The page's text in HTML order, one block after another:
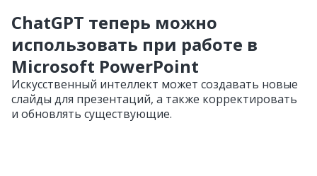
ChatGPT теперь можно
использовать при работе в
Microsoft PowerPoint
Искусственный интеллект может создавать новые
слайды для презентаций, а также корректировать
и обновлять существующие.